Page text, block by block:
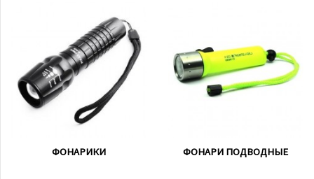
ФОНАРИКИ ФОНАРИ ПОДВОДНЫЕ